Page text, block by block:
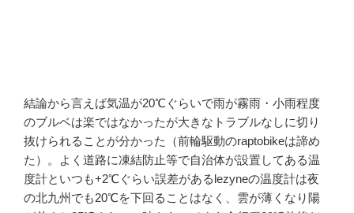
結論から言えば気温が20℃ぐらいで雨が霧雨・小雨程度
のブルベは楽ではなかったが大きなトラブルなしに切り
抜けられることが分かった（前輪駆動のraptobikeは諦め
た）。よく道路に凍結防止等で自治体が設置してある温
度計といつも+2℃ぐらい誤差があるlezyneの温度計は夜
の北九州でも20℃を下回ることはなく、雲が薄くなり陽